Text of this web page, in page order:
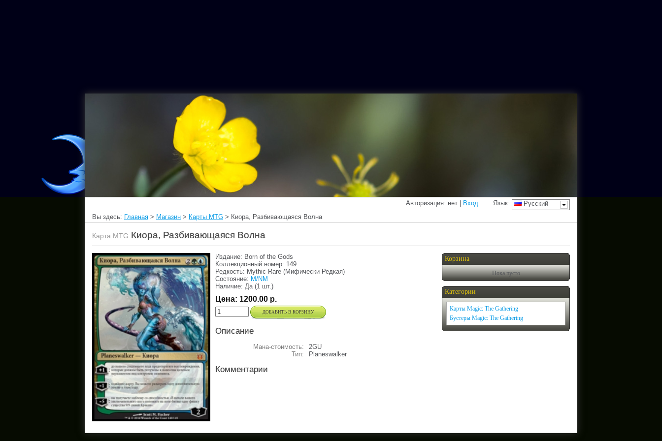
Язык: Русский
Авторизация: нет |
Вход
Вы здесь: Главная > Магазин > Карты MTG > Киора, Разбивающаяся Волна
Карта MTG Киора, Разбивающаяся Волна
Корзина
Пока пусто
Категории
Карты Magic: The Gathering
Бустеры Magic: The Gathering
Издание: Born of the Gods
Коллекционный номер: 149
Редкость: Mythic Rare (Мифически Редкая)
Состояние: M/NM
Наличие: Да (1 шт.)
Цена: 1200.00 р.
добавить в корзину
Описание
Мана-стоимость:
2GU
Тип:
Planeswalker
Комментарии